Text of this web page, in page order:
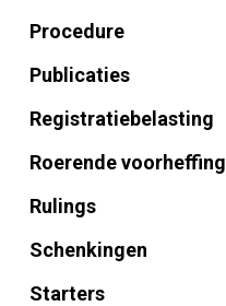
Procedure
Publicaties
Registratiebelasting
Roerende voorheffing
Rulings
Schenkingen
Starters